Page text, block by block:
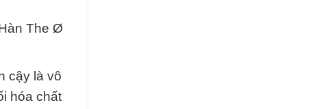
The Ø
cậy là vô
hóa chất